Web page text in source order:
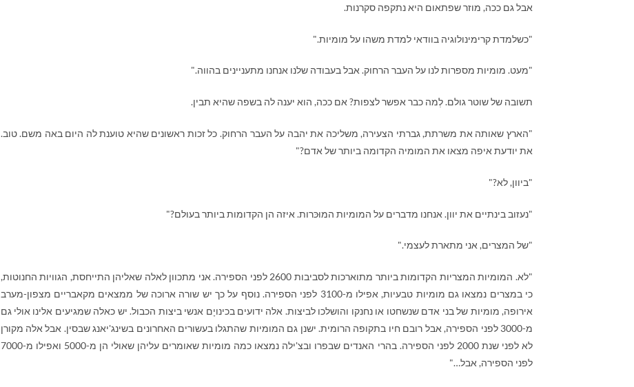
אבל גם ככה, מוזר שפתאום היא נתקפה סקרנות.
"כשלמדת קרימינולוגיה בוודאי למדת משהו על מומיות."
"מעט. מומיות מספרות לנו על העבר הרחוק. אבל בעבודה שלנו אנחנו מתעניינים בהווה."
תשובה של שוטר גולם. לְמה כבר אפשר לצפות? אם ככה, הוא יענה לה בשפה שהיא תבין.
"הארץ שאותה את משרתת, גברתי הצעירה, משליכה את יהבה על העבר הרחוק. כל זכות ראשונים שהיא טוענת לה היום באה משם. טוב.
את יודעת איפה מצאו את המומיה הקדומה ביותר של אדם?"
"ביוון, לא?"
"נעזוב בינתיים את יוון. אנחנו מדברים על המומיות המוּכּרות. איזה הן הקדומות ביותר בעולם?"
"של המצרים, אני מתארת לעצמי."
"לא. המומיות המצריות הקדומות ביותר מתוארכות לסביבות 2600 לפני הספירה. אני מתכוון לאלה שאליהן התייחסת, הגוויות החנוטות,
כי במצרים נמצאו גם מומיות טבעיות, אפילו מ-3100 לפני הספירה. נוסף על כך יש שורה ארוכה של ממצאים מקאבריים מצפון-מערב
אירופה, מומיות של בני אדם שנשחטו או נחנקו והושלכו לביצות. אלה ידועים בכינויָם אנשי ביצות הכבול. יש כאלה שמגיעים אלינו אולי גם
מ-3000 לפני הספירה, אבל רובם חיו בתקופה הרומית. ישנן גם המומיות שהתגלו בעשורים האחרונים בשינג'יאנג שבסין. אבל אלה מקורן
לא לפני שנת 2000 לפני הספירה. בהרי האנדים שבפרו ובצ'ילה נמצאו כמה מומיות שאומרים עליהן שאולי הן מ-5000 ואפילו מ-7000
לפני הספירה, אבל…"